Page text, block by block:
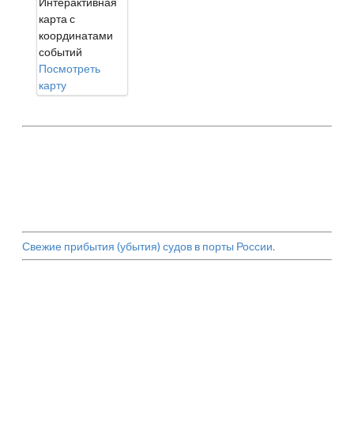
карта с
координатами
событий
Посмотреть
карту
Свежие прибытия (убытия) судов в порты России.